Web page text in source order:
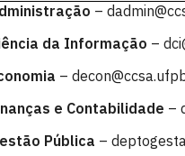
–
da Informação –
–
e Contabilidade –
Pública –